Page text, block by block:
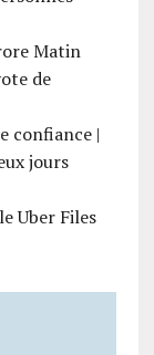
Matin
de
confiance |
jours
Uber Files